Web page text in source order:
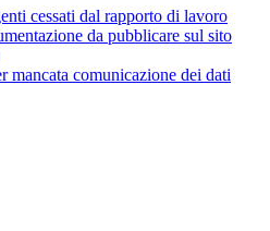
cessati dal rapporto di lavoro
da pubblicare sul sito
mancata comunicazione dei dati